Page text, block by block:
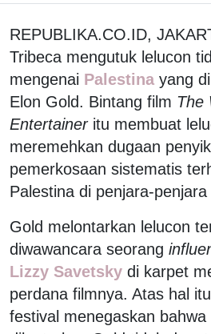
REPUBLIKA.CO.ID,
Tribeca mengutuk lelucon
mengenai Palestina yang
Elon Gold. Bintang film The
Entertaineritu membuat
meremehkan dugaan
pemerkosaan sistematis
Palestina di penjara-penjara
Gold melontarkan lelucon
diwawancara seorang
Lizzy Savetsky di karpet
perdana filmnya. Atas hal
festival menegaskan bahwa